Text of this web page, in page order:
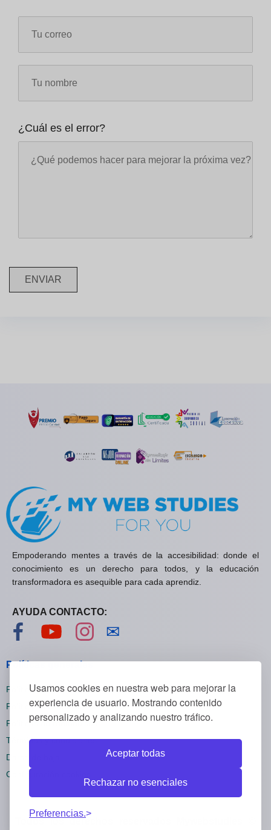
Usamos cookies en nuestra web para mejorar la
experiencia de usuario. Mostrando contenido
personalizado y analizando nuestro tráfico.
Aceptar todas
Rechazar no esenciales
Preferencias.
¿Cuál es el error?
ENVIAR
Empoderando mentes a través de la accesibilidad: donde el
conocimiento es un derecho para todos, y la educación
transformadora es asequible para cada aprendiz.
AYUDA CONTACTO:
Visítanos en Facebook
Visítanos en YouTube
Visítanos en Instagram
✉
Políticas generales
Políticas de privacidad
Políticas de cookies
Políticas de reembolsos
Términos y condiciones
Darse de baja
Configuración cookies
Todos los derechos reservados Mywebstudies ©